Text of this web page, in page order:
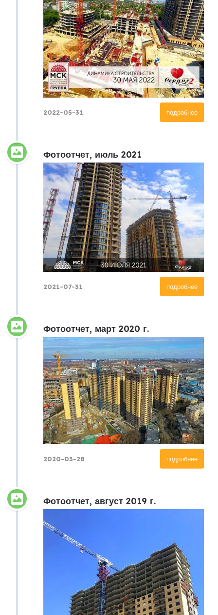
подробнее
2022-05-31
Фотоотчет, июль 2021
подробнее
2021-07-31
Фотоотчет, март 2020 г.
подробнее
2020-03-28
Фотоотчет, август 2019 г.